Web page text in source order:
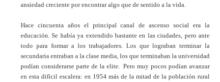
ansiedad creciente por encontrar algo que de sentido a la vida.
Hace cincuenta años el principal canal de ascenso social era la
educación. Se había ya extendido bastante en las ciudades, pero ante
todo para formar a los trabajadores. Los que lograban terminar la
secundaria entraban a la clase media, los que terminaban la universidad
podían considerarse parte de la elite. Pero muy pocos podían avanzar
en esta difícil escalera: en 1954 más de la mitad de la población rural